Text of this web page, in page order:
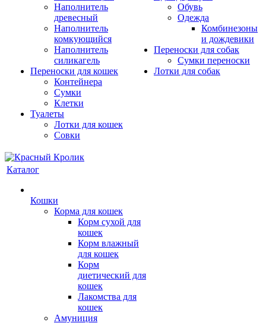
Наполнитель
древесный
Наполнитель
комкующийся
Наполнитель
силикагель
Переноски для кошек
Контейнера
Сумки
Клетки
Туалеты
Лотки для кошек
Совки
Обувь
Одежда
Комбинезоны
и дождевики
Переноски для собак
Сумки переноски
Лотки для собак
Каталог
Кошки
Корма для кошек
Корм сухой для
кошек
Корм влажный
для кошек
Корм
диетический для
кошек
Лакомства для
кошек
Амуниция